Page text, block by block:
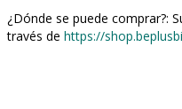
¿Dónde se puede comprar?:
través de https://